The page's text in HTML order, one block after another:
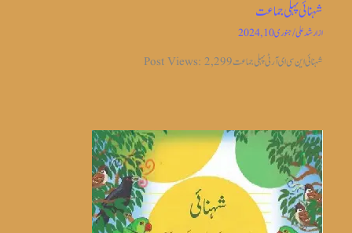
شہنائی پہلی جماعت
ازارشد علی/جنوری 10, 2024
شہنائی این سی ای آر ٹی پہلی جماعت Post Views: 2,299